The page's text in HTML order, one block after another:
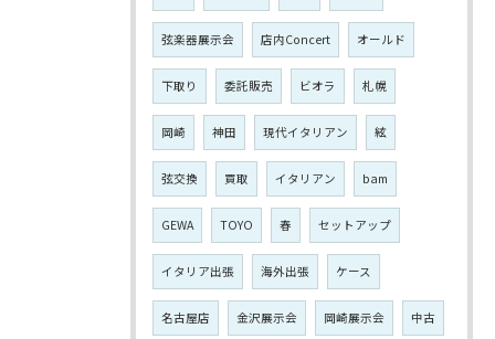
弦楽器展示会 店内Concert オールド
下取り 委託販売 ビオラ 札幌
岡崎 神田 現代イタリアン 絃
弦交換 買取 イタリアン bam
GEWA TOYO 春 セットアップ
イタリア出張 海外出張 ケース
名古屋店 金沢展示会 岡崎展示会 中古